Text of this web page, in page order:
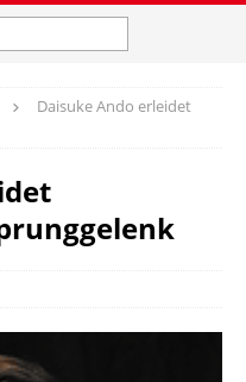
Daisuke Ando erleidet